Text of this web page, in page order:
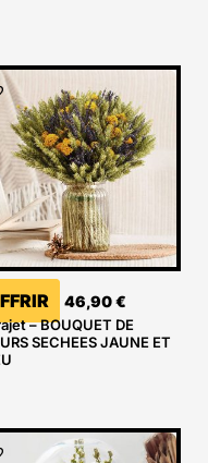
46,90€
– BOUQUET DE
SECHEES JAUNE ET